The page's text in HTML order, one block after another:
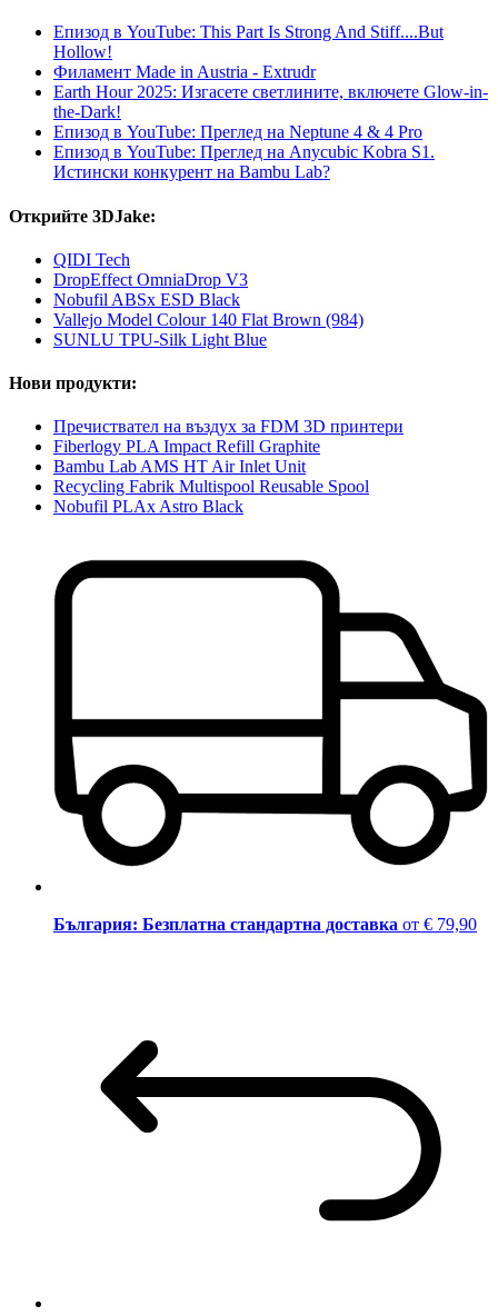
Епизод в YouTube: This Part Is Strong And Stiff....But
Hollow!
Филамент Made in Austria - Extrudr
Earth Hour 2025: Изгасете светлините, включете Glow-in-
the-Dark!
Епизод в YouTube: Преглед на Neptune 4 & 4 Pro
Епизод в YouTube: Преглед на Anycubic Kobra S1.
Истински конкурент на Bambu Lab?
Открийте 3DJake:
QIDI Tech
DropEffect OmniaDrop V3
Nobufil ABSx ESD Black
Vallejo Model Colour 140 Flat Brown (984)
SUNLU TPU-Silk Light Blue
Нови продукти:
Пречиствател на въздух за FDM 3D принтери
Fiberlogy PLA Impact Refill Graphite
Bambu Lab AMS HT Air Inlet Unit
Recycling Fabrik Multispool Reusable Spool
Nobufil PLAx Astro Black
България: Безплатна стандартна доставка от € 79,90